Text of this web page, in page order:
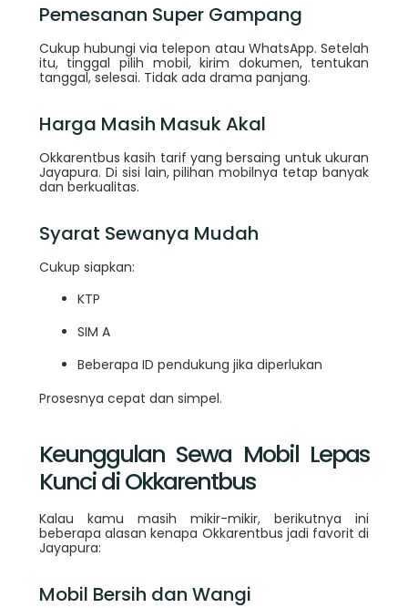
Pemesanan Super Gampang
Cukup hubungi via telepon atau WhatsApp. Setelah
itu, tinggal pilih mobil, kirim dokumen, tentukan
tanggal, selesai. Tidak ada drama panjang.
Harga Masih Masuk Akal
Okkarentbus kasih tarif yang bersaing untuk ukuran
Jayapura. Di sisi lain, pilihan mobilnya tetap banyak
dan berkualitas.
Syarat Sewanya Mudah
Cukup siapkan:
KTP
SIM A
Beberapa ID pendukung jika diperlukan
Prosesnya cepat dan simpel.
Keunggulan Sewa Mobil Lepas
Kunci di Okkarentbus
Kalau kamu masih mikir-mikir, berikutnya ini
beberapa alasan kenapa Okkarentbus jadi favorit di
Jayapura:
Mobil Bersih dan Wangi